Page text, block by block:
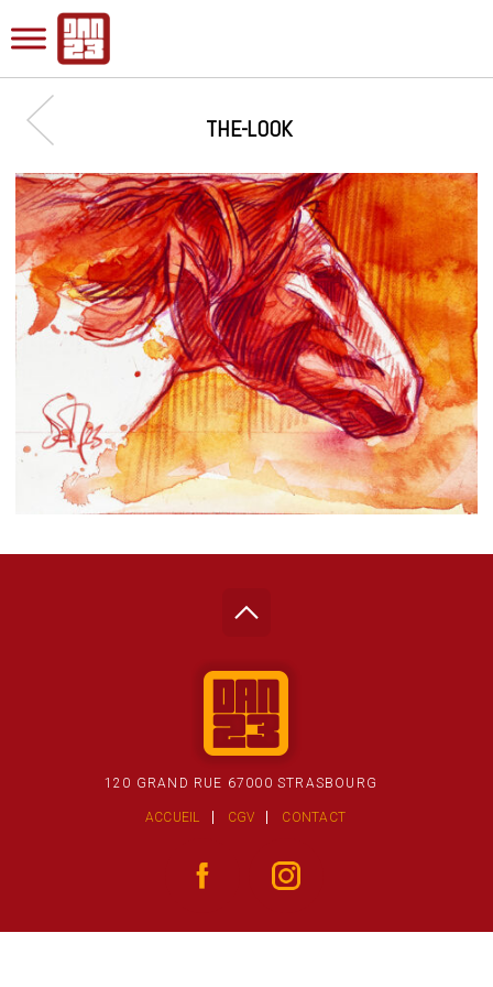
THE-LOOK
120 GRAND RUE 67000 STRASBOURG
ACCUEIL CGV CONTACT